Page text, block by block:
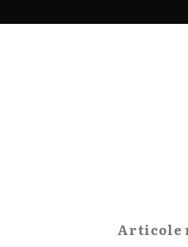
to
Articole